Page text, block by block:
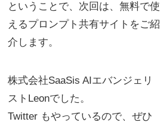
ということで、次回は、無料で使
えるプロンプト共有サイトをご紹
介します。
株式会社SaaSis AIエバンジェリ
ストLeonでした。
Twitter もやっているので、ぜひ